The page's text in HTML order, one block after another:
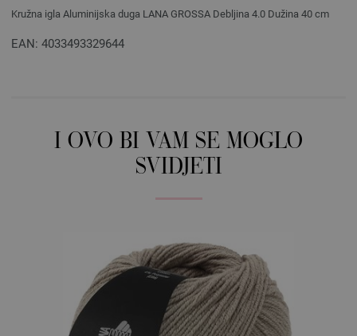
Kružna igla Aluminijska duga LANA GROSSA Debljina 4.0 Dužina 40 cm
EAN: 4033493329644
I OVO BI VAM SE MOGLO
SVIDJETI